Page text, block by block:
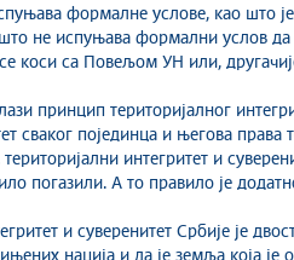
формалне услове, као што
не испуњава формални услов
се коси са Повељом УН или,
принцип територијалног
сваког појединца и његова
интегритет и
погазили. А то правило је
и суверенитет Србије је
нација и да је земља која